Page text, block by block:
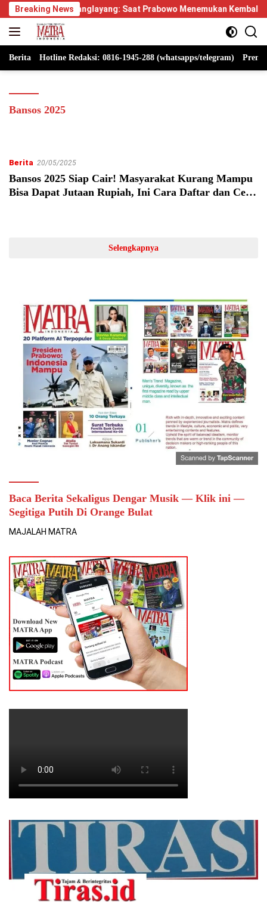
Langsung
ke
konten
Breaking News
Manglayang: Saat Prabowo Menemukan Kembali Jejak Sejarah
Berita Hotline Redaksi: 0816-1945-288 (whatsapps/telegram)
Bansos 2025
Berita 20/05/2025
Bansos 2025 Siap Cair! Masyarakat Kurang Mampu
Bisa Dapat Jutaan Rupiah, Ini Cara Daftar dan Cek
Selengkapnya
Baca Berita Sekaligus Dengar Musik — Klik ini —
Segitiga Putih Di Orange Bulat
MAJALAH MATRA